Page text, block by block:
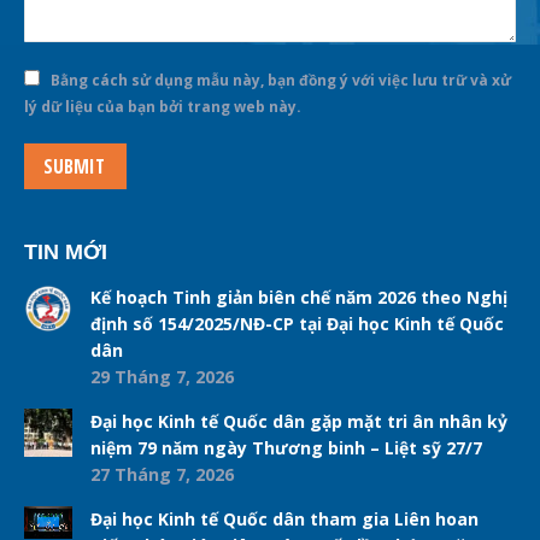
Bằng cách sử dụng mẫu này, bạn đồng ý với việc lưu trữ và xử
lý dữ liệu của bạn bởi trang web này.
SUBMIT
TIN MỚI
Kế hoạch Tinh giản biên chế năm 2026 theo Nghị
định số 154/2025/NĐ-CP tại Đại học Kinh tế Quốc
dân
29 Tháng 7, 2026
Đại học Kinh tế Quốc dân gặp mặt tri ân nhân kỷ
niệm 79 năm ngày Thương binh – Liệt sỹ 27/7
27 Tháng 7, 2026
Đại học Kinh tế Quốc dân tham gia Liên hoan